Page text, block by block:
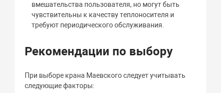
вмешательства пользователя, но могут быть
чувствительны к качеству теплоносителя и
требуют периодического обслуживания.
Рекомендации по выбору
При выборе крана Маевского следует учитывать
следующие факторы: